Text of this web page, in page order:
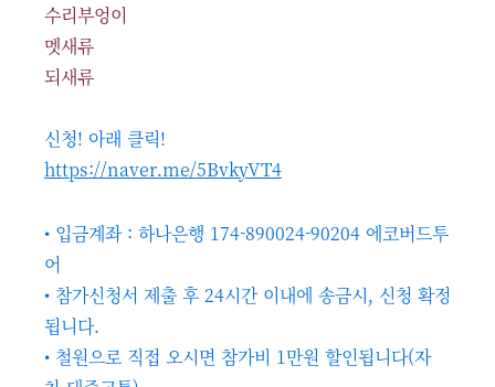
수리부엉이
멧새류
되새류
신청! 아래 클릭!
https://naver.me/5BvkyVT4
• 입금계좌 : 하나은행 174-890024-90204 에코버드투
어
• 참가신청서 제출 후 24시간 이내에 송금시, 신청 확정
됩니다.
• 철원으로 직접 오시면 참가비 1만원 할인됩니다(자